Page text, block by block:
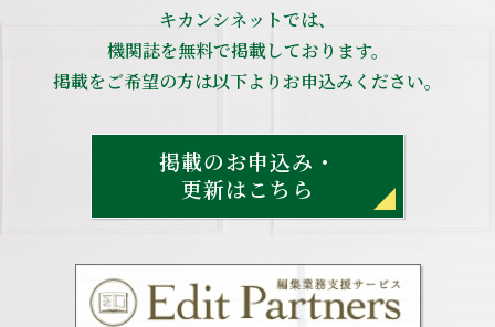
キカンシネットでは、
機関誌を無料で掲載しております。
掲載をご希望の方は以下よりお申込みください。
掲載のお申込み・
更新はこちら